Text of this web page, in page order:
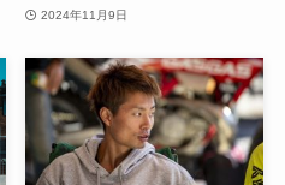
2024年11月9日